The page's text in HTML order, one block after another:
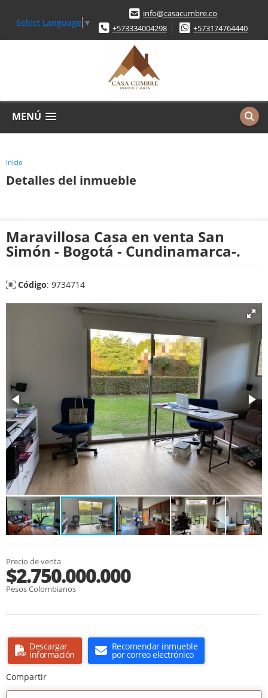
Select Language ▼
info@casacumbre.co
+573334004298
+573174764440
MENÚ
Inicio
Detalles del inmueble
Maravillosa Casa en venta San
Simón - Bogotá - Cundinamarca-.
Código: 9734714
Precio de venta
$2.750.000.000
Pesos Colombianos
Descargar
información
Recomendar inmueble
por correo electrónico
Compartir